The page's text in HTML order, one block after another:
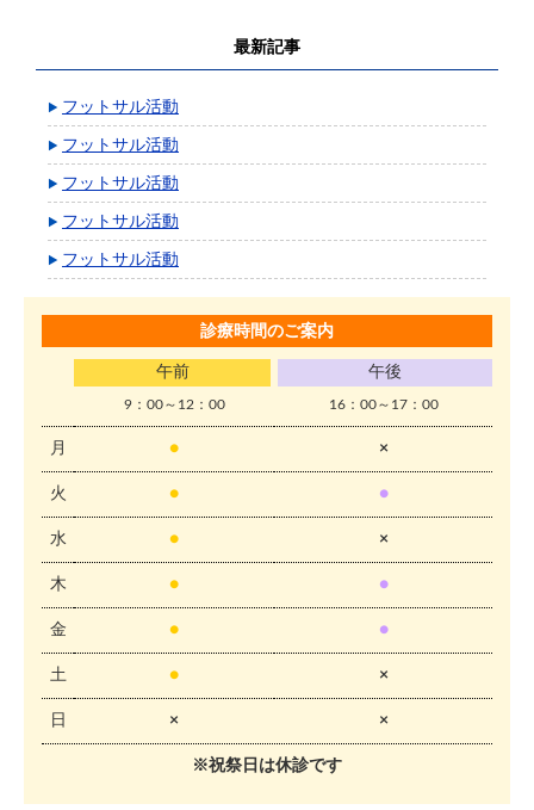
最新記事
フットサル活動
フットサル活動
フットサル活動
フットサル活動
フットサル活動
診療時間のご案内
午前 午後
9：00～12：00 16：00～17：00
月 ● ×
火 ● ●
水 ● ×
木 ● ●
金 ● ●
土 ● ×
日 × ×
※祝祭日は休診です